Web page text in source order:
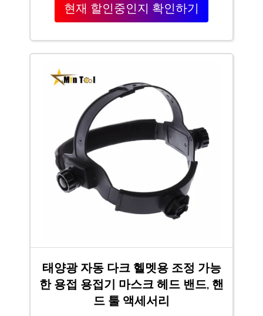
현재 할인중인지 확인하기
태양광 자동 다크 헬멧용 조정 가능
한 용접 용접기 마스크 헤드 밴드, 핸
드 툴 액세서리